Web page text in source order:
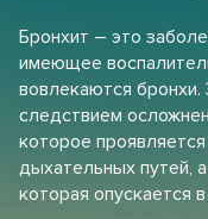
Бронхит – это
имеющее
вовлекаются бронхи.
следствием
которое
дыхательных путей,
которая опускается